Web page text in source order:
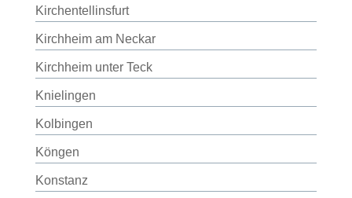
Kirchentellinsfurt
Kirchheim am Neckar
Kirchheim unter Teck
Knielingen
Kolbingen
Köngen
Konstanz